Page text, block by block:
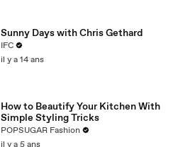
Sunny Days with Chris Gethard
IFC
il y a 14 ans
How to Beautify Your Kitchen With
Simple Styling Tricks
POPSUGAR Fashion